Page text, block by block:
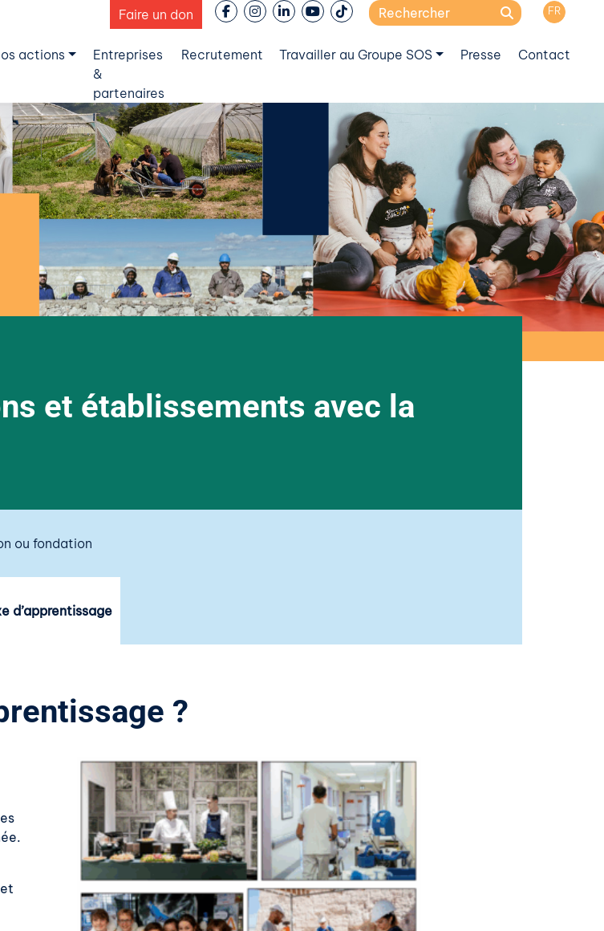
Faire un don
Search
FR
actions
Entreprises
&
partenaires
Recrutement Travailler au Groupe SOS Presse Contact
et établissements avec la
ou fondation
d’apprentissage
?